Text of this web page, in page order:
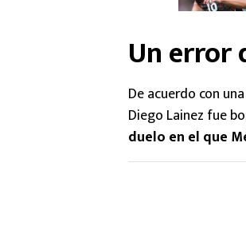
Un error
De acuerdo con
Diego Lainez fue
duelo en el que